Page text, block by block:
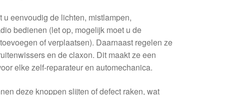
u eenvoudig de lichten, mistlampen,
bedienen (let op, mogelijk moet u de
of verplaatsen). Daarnaast regelen ze
en de claxon. Dit maakt ze een
elke zelf-reparateur en automechanica.
deze knoppen slijten of defect raken, wat